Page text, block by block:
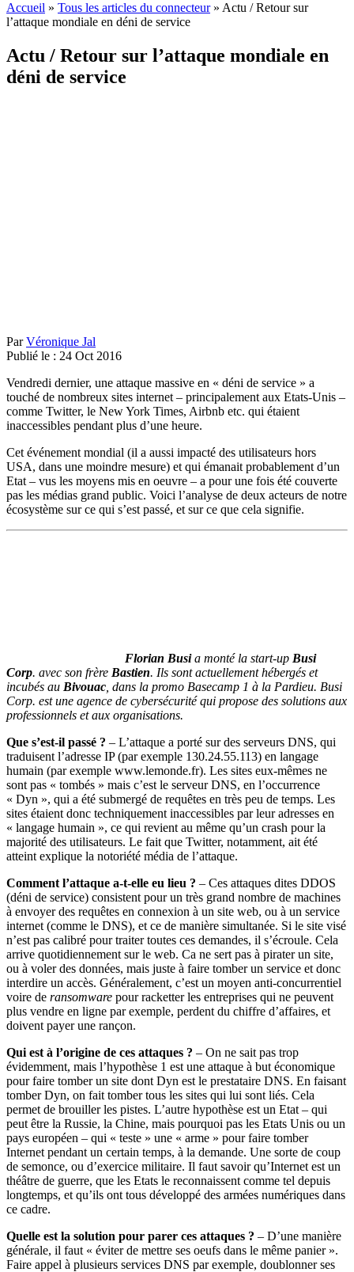
Accueil » Tous les articles du connecteur» Actu / Retour sur
l’attaque mondiale en déni de service
Actu / Retour sur l’attaque mondiale en
déni de service
ParVéronique Jal
Publié le : 24 Oct 2016
Vendredi dernier, une attaque massive en « déni de service » a
touché de nombreux sites internet – principalement aux Etats-Unis –
comme Twitter, le New York Times, Airbnb etc. qui étaient
inaccessibles pendant plus d’une heure.
Cet événement mondial (il a aussi impacté des utilisateurs hors
USA, dans une moindre mesure) et qui émanait probablement d’un
Etat – vus les moyens mis en oeuvre – a pour une fois été couverte
pas les médias grand public. Voici l’analyse de deux acteurs de notre
écosystème sur ce qui s’est passé, et sur ce que cela signifie.
Florian Busia monté la start-up Busi
Corp. avec son frère Bastien. Ils sont actuellement hébergés et
incubés au Bivouac , dans la promo Basecamp 1 à la Pardieu. Busi
Corp. est une agence de cybersécurité qui propose des solutions aux
professionnels et aux organisations.
Que s’est-il passé ? – L’attaque a porté sur des serveurs DNS, qui
traduisent l’adresse IP (par exemple 130.24.55.113) en langage
humain (par exemple www.lemonde.fr). Les sites eux-mêmes ne
sont pas « tombés » mais c’est le serveur DNS, en l’occurrence
« Dyn », qui a été submergé de requêtes en très peu de temps. Les
sites étaient donc techniquement inaccessibles par leur adresses en
« langage humain », ce qui revient au même qu’un crash pour la
majorité des utilisateurs. Le fait que Twitter, notamment, ait été
atteint explique la notoriété média de l’attaque.
Comment l’attaque a-t-elle eu lieu ? – Ces attaques dites DDOS
(déni de service) consistent pour un très grand nombre de machines
à envoyer des requêtes en connexion à un site web, ou à un service
internet (comme le DNS), et ce de manière simultanée. Si le site visé
n’est pas calibré pour traiter toutes ces demandes, il s’écroule. Cela
arrive quotidiennement sur le web. Ca ne sert pas à pirater un site,
ou à voler des données, mais juste à faire tomber un service et donc
interdire un accès. Généralement, c’est un moyen anti-concurrentiel
voire de ransomware pour racketter les entreprises qui ne peuvent
plus vendre en ligne par exemple, perdent du chiffre d’affaires, et
doivent payer une rançon.
Qui est à l’origine de ces attaques ? – On ne sait pas trop
évidemment, mais l’hypothèse 1 est une attaque à but économique
pour faire tomber un site dont Dyn est le prestataire DNS. En faisant
tomber Dyn, on fait tomber tous les sites qui lui sont liés. Cela
permet de brouiller les pistes. L’autre hypothèse est un Etat – qui
peut être la Russie, la Chine, mais pourquoi pas les Etats Unis ou un
pays européen – qui « teste » une « arme » pour faire tomber
Internet pendant un certain temps, à la demande. Une sorte de coup
de semonce, ou d’exercice militaire. Il faut savoir qu’Internet est un
théâtre de guerre, que les Etats le reconnaissent comme tel depuis
longtemps, et qu’ils ont tous développé des armées numériques dans
ce cadre.
Quelle est la solution pour parer ces attaques ? – D’une manière
générale, il faut « éviter de mettre ses oeufs dans le même panier ».
Faire appel à plusieurs services DNS par exemple, doublonner ses